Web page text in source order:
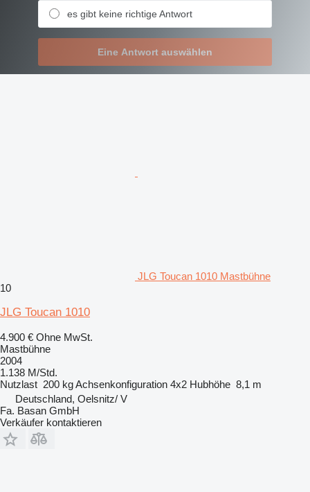
es gibt keine richtige Antwort
Eine Antwort auswählen
JLG Toucan 1010 Mastbühne
10
JLG Toucan 1010
4.900 € Ohne MwSt.
Mastbühne
2004
1.138 M/Std.
Nutzlast 200 kgAchsenkonfiguration 4x2 Hubhöhe 8,1 m
Deutschland, Oelsnitz/ V
Fa. Basan GmbH
Verkäufer kontaktieren